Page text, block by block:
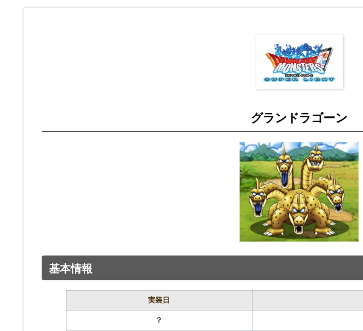
グランドラゴーン
基本情報
実装日
？